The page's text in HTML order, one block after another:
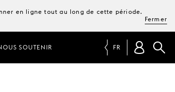
en ligne tout au long de cette période.
Fermer
SOUTENIR FR